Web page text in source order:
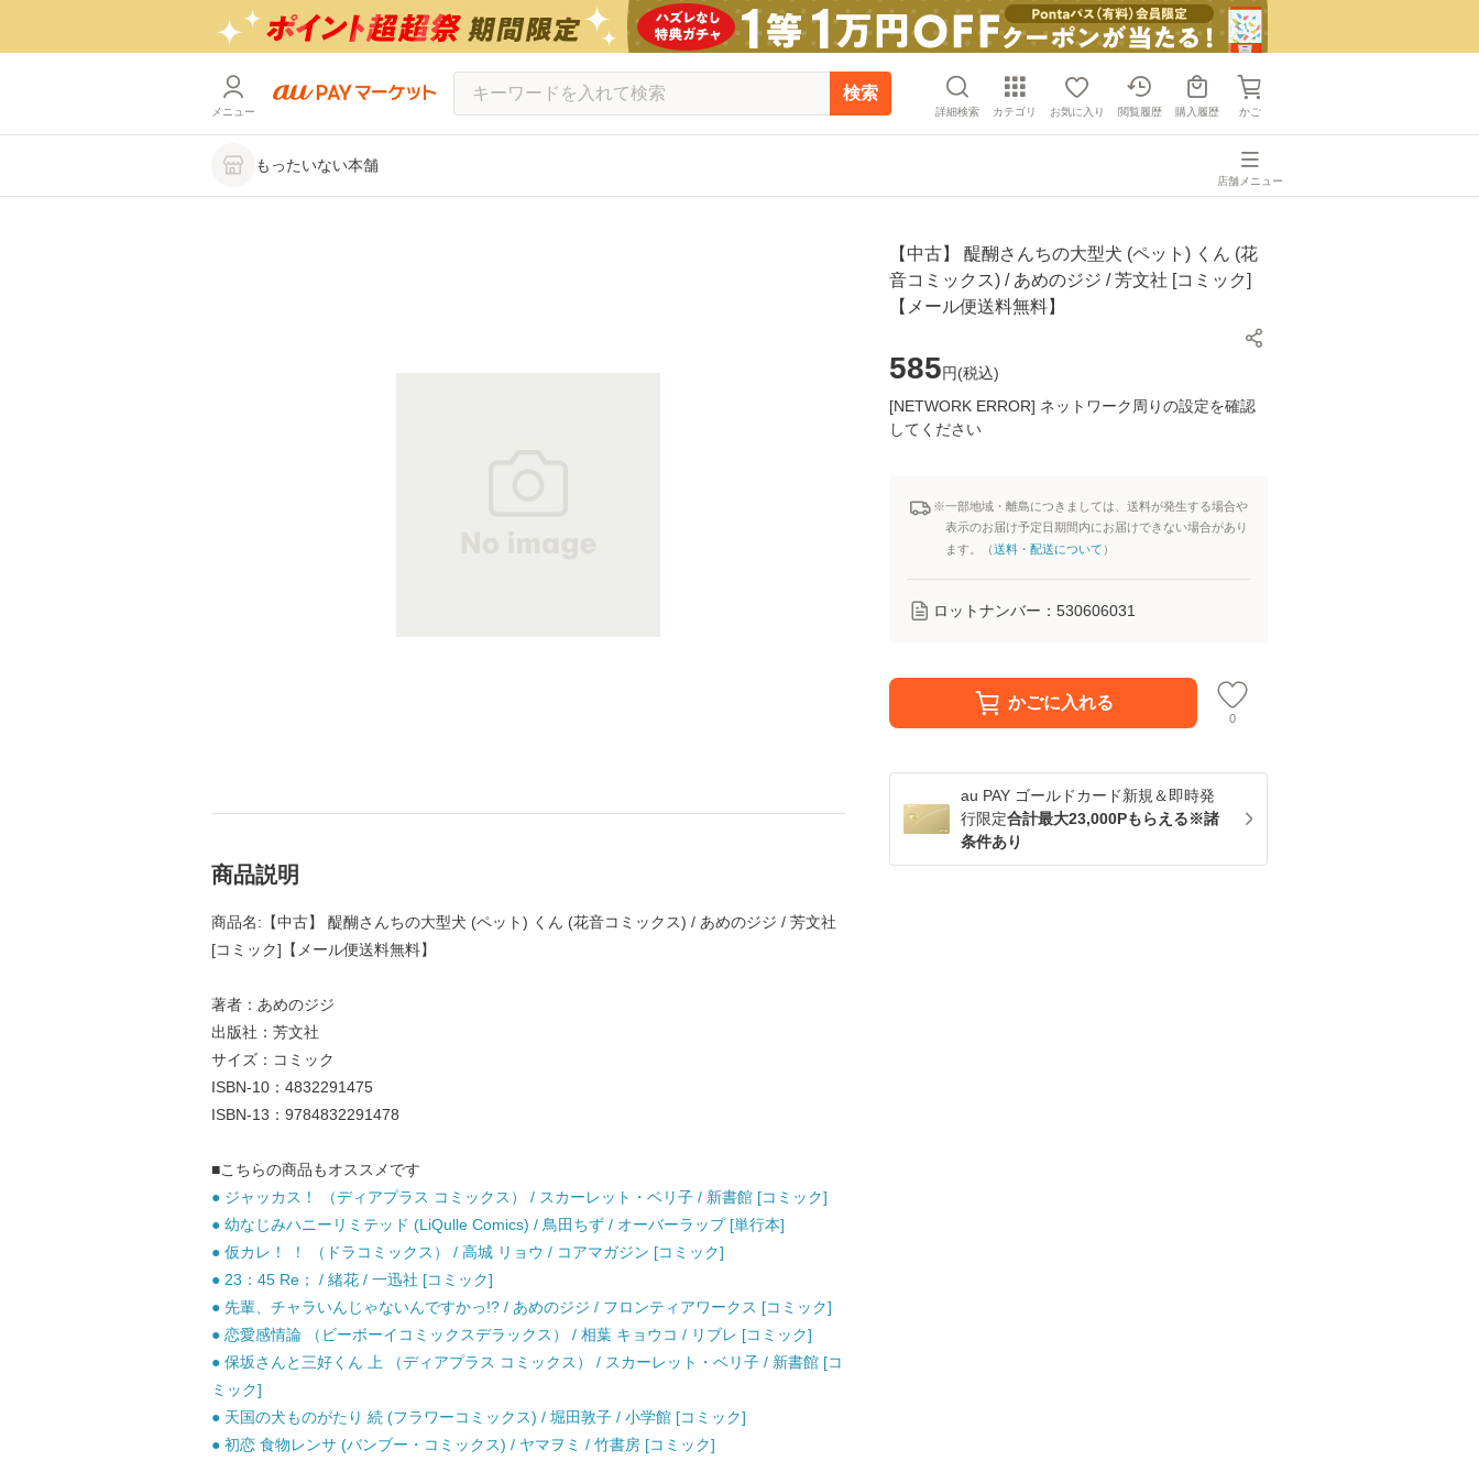
メニュー
検索
詳細検索 カテゴリ お気に入り 閲覧履歴 購入履歴 かご
もったいない本舗
店舗メニュー
【中古】 醍醐さんちの大型犬 (ペット) くん (花
音コミックス) / あめのジジ / 芳文社 [コミック]
【メール便送料無料】
585円(税込)
[NETWORK ERROR] ネットワーク周りの設定を確認
してください
※一部地域・離島につきましては、送料が発生する場合や
表示のお届け予定日期間内にお届けできない場合があり
ます。（送料・配送について ）
ロットナンバー： 530606031
かごに入れる
0
au PAY ゴールドカード新規＆即時発
行限定合計最大23,000Pもらえる※諸
条件あり
商品説明
商品名:【中古】 醍醐さんちの大型犬 (ペット) くん (花音コミックス) / あめのジジ / 芳文社
[コミック]【メール便送料無料】
著者：あめのジジ
出版社：芳文社
サイズ：コミック
ISBN-10：4832291475
ISBN-13：9784832291478
■こちらの商品もオススメです
● ジャッカス！ （ディアプラス コミックス） / スカーレット・ベリ子 / 新書館 [コミック]
● 幼なじみハニーリミテッド (LiQulle Comics) / 鳥田ちず / オーバーラップ [単行本]
● 仮カレ！ ！ （ドラコミックス） / 高城 リョウ / コアマガジン [コミック]
● 23：45 Re； / 緒花 / 一迅社 [コミック]
● 先輩、チャラいんじゃないんですかっ!? / あめのジジ / フロンティアワークス [コミック]
● 恋愛感情論 （ビーボーイコミックスデラックス） / 相葉 キョウコ / リブレ [コミック]
● 保坂さんと三好くん 上 （ディアプラス コミックス） / スカーレット・ベリ子 / 新書館 [コ
ミック]
● 天国の犬ものがたり 続 (フラワーコミックス) / 堀田敦子 / 小学館 [コミック]
● 初恋 食物レンサ (バンブー・コミックス) / ヤマヲミ / 竹書房 [コミック]